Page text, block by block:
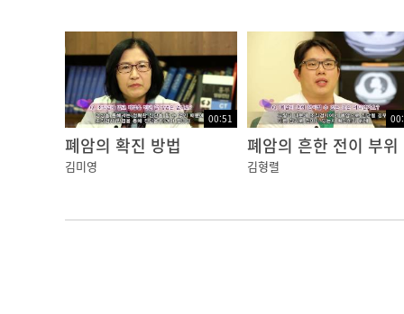
00:51
폐암의 확진 방법
김미영
폐암의 흔한 전이 부위
김형렬